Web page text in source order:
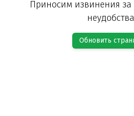
Приносим извинения за
Обновить